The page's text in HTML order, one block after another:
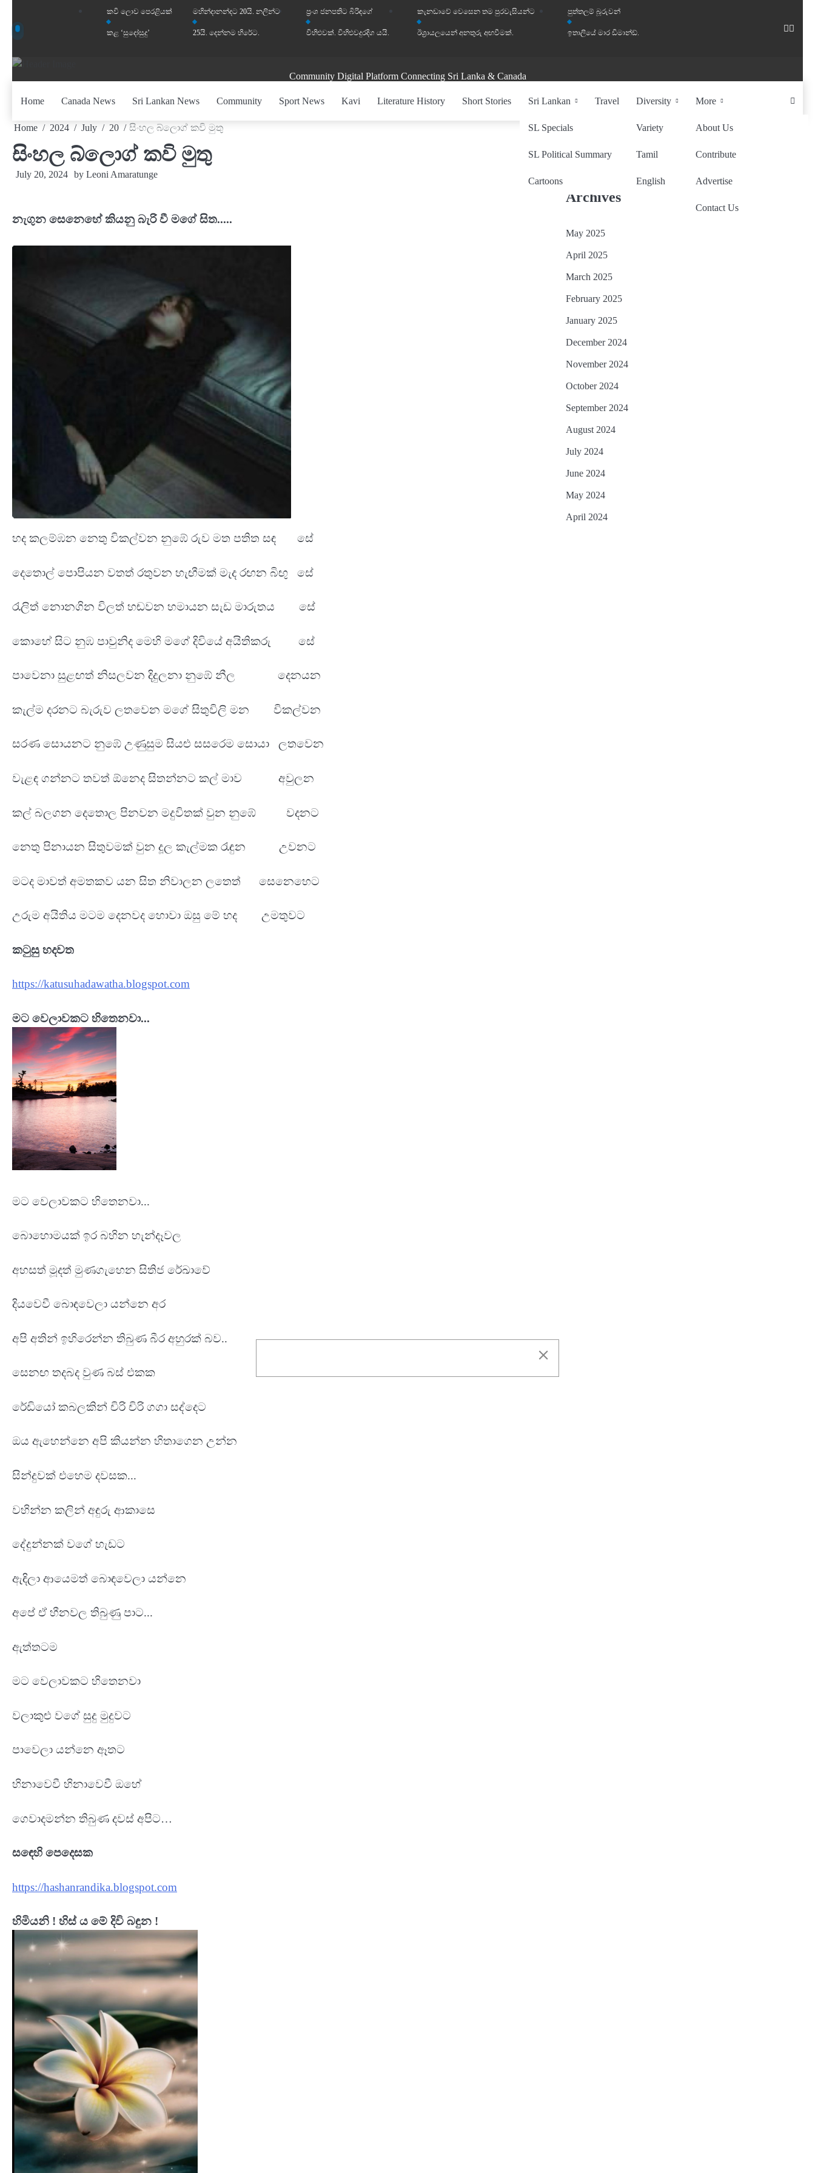
content
කවි ලොව පෙරළියක්
කළ ‘සුදෝසුදු’
මහින්දානන්දට 20යි. නලින්ට
25යි. දෙන්නම හිරේට.
ප්‍රංශ ජනපතිට බිරිඳගේ
විහිළුවක්. විහිළුවදුරදිග යයි.
කැනඩාවේ වෙසෙන තම පුරවැසියන්ට
ඊශ්‍රායලයෙන් අනතුරු අඟවීමක්.
පුත්තලම් බූරුවන්
ඉතාලියේ මාර ඩිමාන්ඩ්.
Community Digital Platform Connecting Sri Lanka & Canada
Home Canada News Sri Lankan News Community Sport News Kavi Literature History Short Stories Sri Lankan
SL Specials
SL Political Summary
Cartoons
Travel Diversity
Variety
Tamil
English
More
About Us
Contribute
Advertise
Contact Us
Home 2024 July 20 සිංහල බ්ලොග් කවි මුතු
සිංහල බ්ලොග් කවි මුතු
July 20, 2024 by Leoni Amaratunge
නැගුන සෙනෙහේ කියනු බැරි වී මගේ සිත.....
හද කලම්ඹන නෙතු විකල්වන නුඹේ රුව මත පතිත සඳ සේ
දෙතොල් පොපියන වතත් රතුවන හැඟීමක් මැද රඟන බිඟු සේ
රැලිත් නොනගින විලත් හඬවන හමායන සැඩ මාරුතය සේ
කොහේ සිට නුඹ පාවුනිද මෙහි මගේ දිවියේ අයිතිකරු සේ
පාවෙනා සුළඟත් නිසලවන දිදුලනා නුඹේ නීල දෙනයන
කැල්ම දරනට බැරුව ලතවෙන මගේ සිතුවිලි මන විකල්වන
සරණ සොයනට නුඹේ උණුසුම සියළු සසරෙම සොයා ලතවෙන
වැළඳ ගන්නට තවත් ඕනෙද සිතන්නට කල් මාව අවුලන
කල් බලගන දෙතොල පිනවන මදුවිතක් වුන නුඹේ වදනට
නෙතු පිනායන සිතුවමක් වුන දූල කැල්මක රැඳුන උවනට
මටද මාවත් අමතකව යන සිත නිවාලන ලතෙත් සෙනෙහෙට
උරුම අයිතිය මටම දෙනවද හොවා ඔසු මේ හද උමතුවට
කටුසු හදවත
https://katusuhadawatha.blogspot.com
මට වෙලාවකට හිතෙනවා...
මට වෙලාවකට හිතෙනවා...
බොහොමයක් ඉර බහින හැන්දෑවල
අහසත් මූදත් මුණගැහෙන සිතිජ රේඛාවේ
දියවෙවී බොඳවෙලා යන්නෙ අර
අපි අතින් ඉහිරෙන්න තිබුණ බීර අහුරක් බව..
සෙනඟ තදබද වුණ බස් එකක
රේඩියෝ කබලකින් චිරි චිරි ගගා සද්දෙට
ඔය ඇහෙන්නෙ අපි කියන්න හිතාගෙන උන්න
සින්දුවක් එහෙම දවසක...
වහින්න කලින් අඳුරු ආකාසෙ
දේදුන්නක් වගේ හැඩට
ඇඳිලා ආයෙමත් බොඳවෙලා යන්නෙ
අපේ ඒ හීනවල තිබුණු පාට...
ඇත්තටම
මට වෙලාවකට හිතෙනවා
වලාකුළු වගේ සුදු මුදුවට
පාවෙලා යන්නෙ ඈතට
හිනාවෙවී හිනාවෙවී ඔහේ
ගෙවාදමන්න තිබුණ දවස් අපිට…
සඳෙහි පෙදෙසක
https://hashanrandika.blogspot.com
හිමියනි ! හිස් ය මේ දිවි බඳුන !
Sponsored By
Archives
May 2025
April 2025
March 2025
February 2025
January 2025
December 2024
November 2024
October 2024
September 2024
August 2024
July 2024
June 2024
May 2024
April 2024